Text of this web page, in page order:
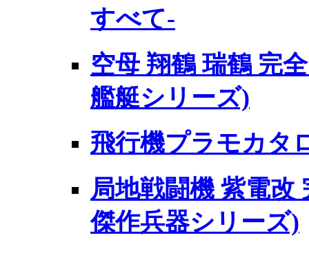
すべて-
空母 翔鶴 瑞鶴 完
艦艇シリーズ)
飛行機プラモカタ
局地戦闘機 紫電改
傑作兵器シリーズ)